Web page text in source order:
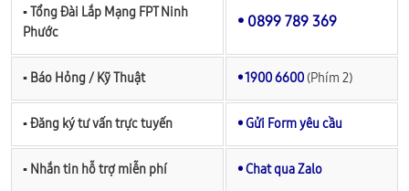
▪︎ Tổng Đài Lắp Mạng FPT Ninh
Phước
• 0899 789 369
▪︎ Báo Hỏng / Kỹ Thuật • 1900 6600 (Phím 2)
▪︎ Đăng ký tư vấn trực tuyến • Gửi Form yêu cầu
▪︎ Nhắn tin hỗ trợ miễn phí • Chat qua Zalo